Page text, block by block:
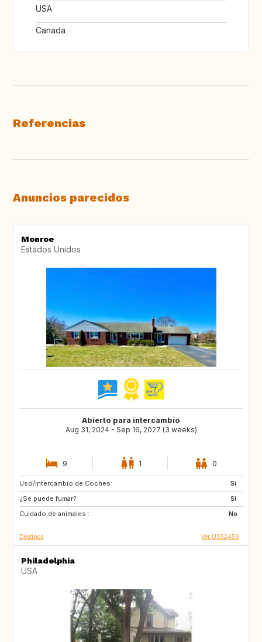
USA
Canada
Referencias
Anuncios parecidos
Monroe
Estados Unidos
Abierto para intercambio
Aug 31, 2024 - Sep 16, 2027 (3 weeks)
9 1 0
Uso/Intercambio de Coches:
Si
¿Se puede fumar?:
Si
Cuidado de animales :
No
FR
IT
US
Destinos Ver US52459
Philadelphia
USA